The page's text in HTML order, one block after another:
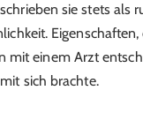
sie stets als
mit einem Arzt
sich brachte.